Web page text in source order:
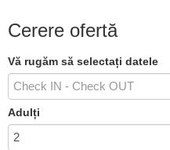
Cerere ofertă
Vă rugăm să selectați datele
Adulți